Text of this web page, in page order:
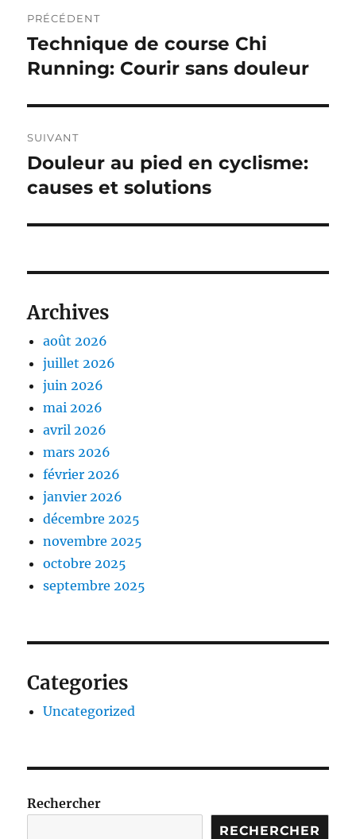
de
l’article
PRÉCÉDENT
Publication
précédente :
Technique de course Chi
Running: Courir sans douleur
SUIVANT
Publication
suivante :
Douleur au pied en cyclisme:
causes et solutions
Archives
août 2026
juillet 2026
juin 2026
mai 2026
avril 2026
mars 2026
février 2026
janvier 2026
décembre 2025
novembre 2025
octobre 2025
septembre 2025
Categories
Uncategorized
Rechercher
RECHERCHER